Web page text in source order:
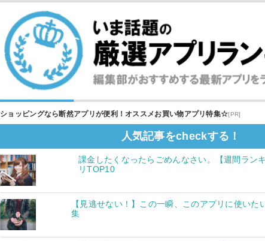
ショッピングなら断然アプリが便利！オススメお買い物アプリ特集☆[PR]
人気記事をcheckする！
課金したくなったらごめんなさい。【週間ラン
リTOP10
【見逃せない！】この一瞬、このアプリに使いた
集